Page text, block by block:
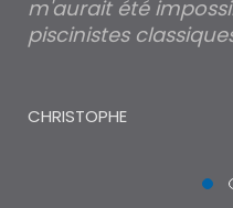
m'aurait été
piscinistes
CHRISTOPHE